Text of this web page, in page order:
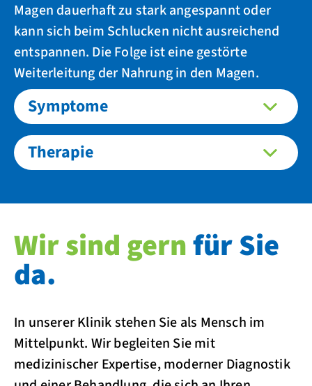
Magen dauerhaft zu stark angespannt oder
kann sich beim Schlucken nicht ausreichend
entspannen. Die Folge ist eine gestörte
Weiterleitung der Nahrung in den Magen.
Symptome
Therapie
Wir sind gernfür Sie
da.
In unserer Klinik stehen Sie als Mensch im
Mittelpunkt. Wir begleiten Sie mit
medizinischer Expertise, moderner Diagnostik